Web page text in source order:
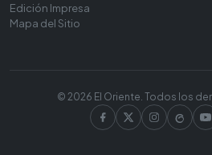
Edición Impresa
Mapa del Sitio
© 2026 El Oriente. Todos los